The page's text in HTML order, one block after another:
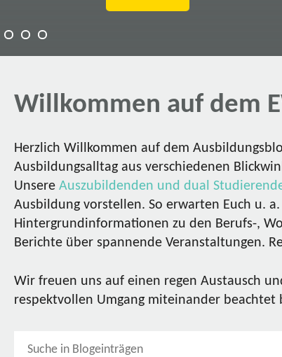
Willkommen auf dem
Herzlich Willkommen auf dem
Ausbildungsalltag aus verschiedenen
Unsere Auszubildenden und dual
Ausbildung vorstellen. So erwarten Euch u.
Hintergrundinformationen zu den Berufs-,
Berichte über spannende Veranstaltungen.
Wir freuen uns auf einen regen Austausch
respektvollen Umgang miteinander beachtet